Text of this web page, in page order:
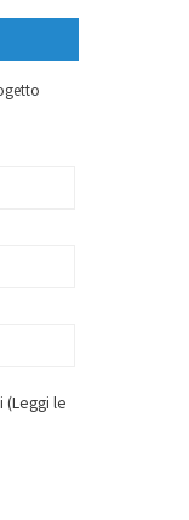
(Leggi le